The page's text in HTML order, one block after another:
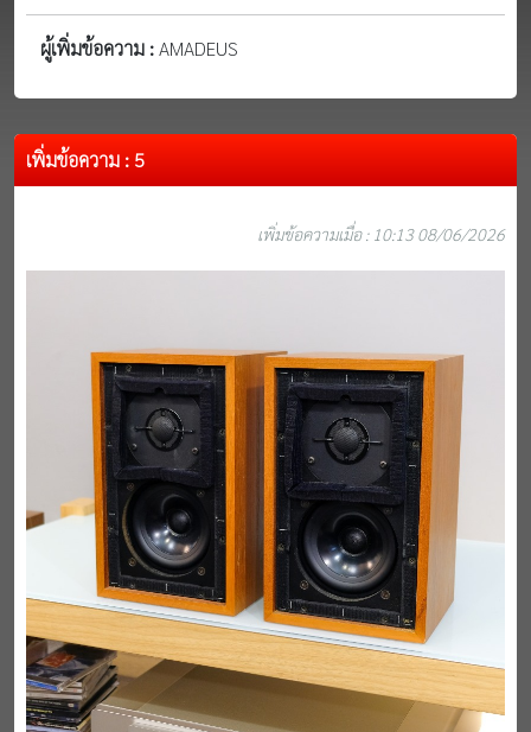
ผู้เพิ่มข้อความ :AMADEUS
เพิ่มข้อความ : 5
เพิ่มข้อความเมื่อ : 10:13 08/06/2026